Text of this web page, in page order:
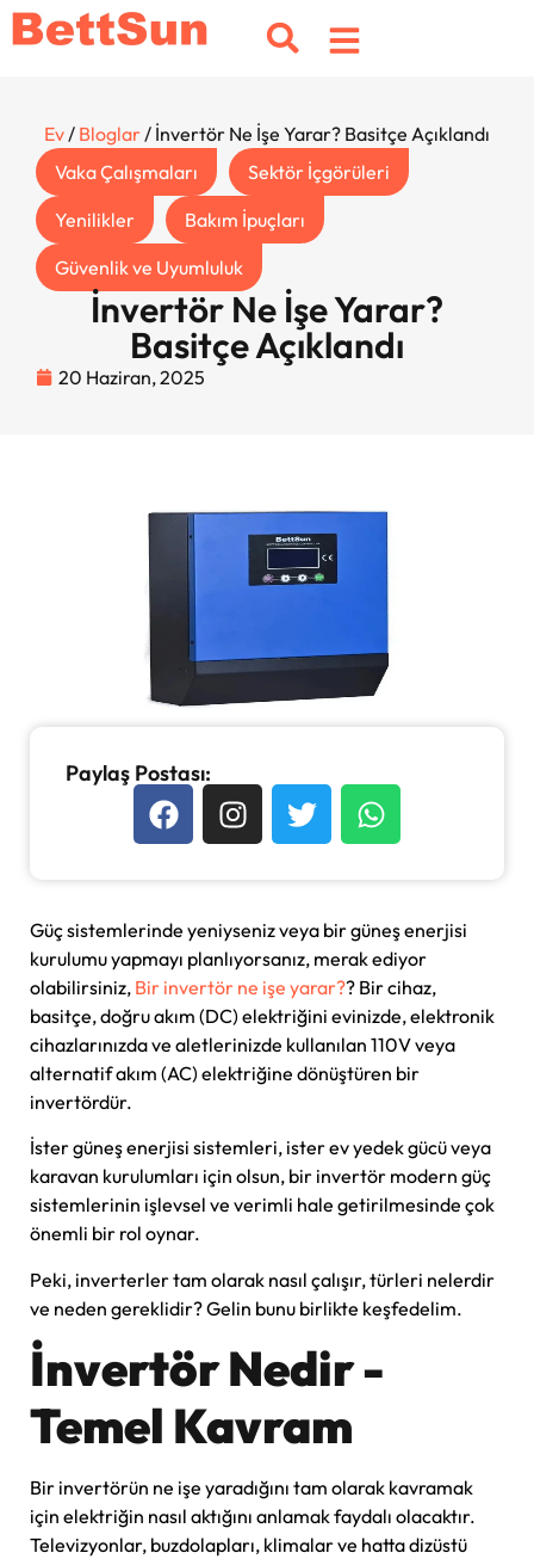
Ev/ Bloglar/ İnvertör Ne İşe Yarar? Basitçe Açıklandı
Vaka Çalışmaları
Sektör İçgörüleri
Yenilikler
Bakım İpuçları
Güvenlik ve Uyumluluk
İnvertör Ne İşe Yarar?
Basitçe Açıklandı
20 Haziran, 2025
Paylaş Postası:
Güç sistemlerinde yeniyseniz veya bir güneş enerjisi
kurulumu yapmayı planlıyorsanız, merak ediyor
olabilirsiniz, Bir invertör ne işe yarar?? Bir cihaz,
basitçe, doğru akım (DC) elektriğini evinizde, elektronik
cihazlarınızda ve aletlerinizde kullanılan 110V veya
alternatif akım (AC) elektriğine dönüştüren bir
invertördür.
İster güneş enerjisi sistemleri, ister ev yedek gücü veya
karavan kurulumları için olsun, bir invertör modern güç
sistemlerinin işlevsel ve verimli hale getirilmesinde çok
önemli bir rol oynar.
Peki, inverterler tam olarak nasıl çalışır, türleri nelerdir
ve neden gereklidir? Gelin bunu birlikte keşfedelim.
İnvertör Nedir -
Temel Kavram
Bir invertörün ne işe yaradığını tam olarak kavramak
için elektriğin nasıl aktığını anlamak faydalı olacaktır.
Televizyonlar, buzdolapları, klimalar ve hatta dizüstü